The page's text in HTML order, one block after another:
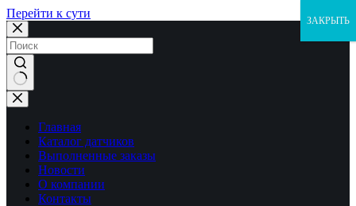
Перейти к сути
Ничего
не
найденоГлавная
Каталог датчиков
Выполненные заказы
Новости
О компании
Контакты
ЗАКРЫТЬ